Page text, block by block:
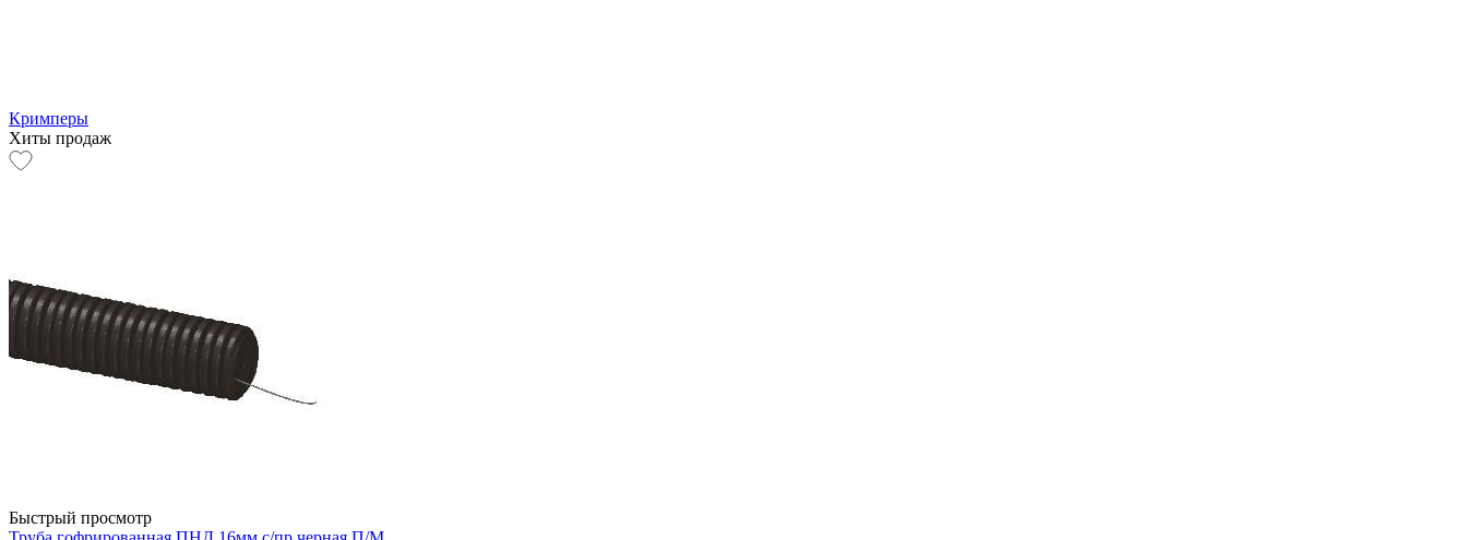
Кримперы
Хиты продаж
Быстрый просмотр